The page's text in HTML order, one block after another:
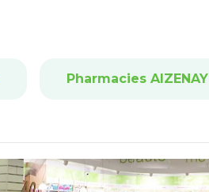
Pharmacies AIZENAY